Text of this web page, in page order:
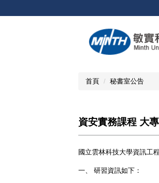
到
首頁 秘書室公告
資安實務課程 大
國立雲林科技大學資訊工
一、 研習資訊如下：